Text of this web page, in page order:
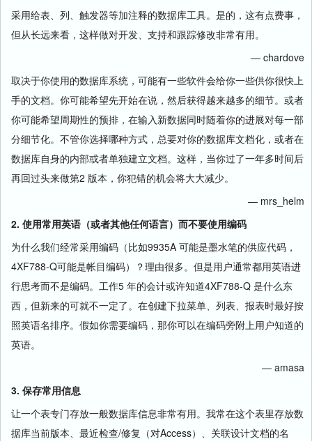
采用给表、列、触发器等加注释的数据库工具。是的，这有点费事，
但从长远来看，这样做对开发、支持和跟踪修改非常有用。
— chardove
取决于你使用的数据库系统，可能有一些软件会给你一些供你很快上
手的文档。你可能希望先开始在说，然后获得越来越多的细节。或者
你可能希望周期性的预排，在输入新数据同时随着你的进展对每一部
分细节化。不管你选择哪种方式，总要对你的数据库文档化，或者在
数据库自身的内部或者单独建立文档。这样，当你过了一年多时间后
再回过头来做第2 版本，你犯错的机会将大大减少。
— mrs_helm
2. 使用常用英语（或者其他任何语言）而不要使用编码
为什么我们经常采用编码（比如9935A 可能是墨水笔的供应代码，
4XF788-Q可能是帐目编码）？理由很多。但是用户通常都用英语进
行思考而不是编码。工作5 年的会计或许知道4XF788-Q 是什么东
西，但新来的可就不一定了。在创建下拉菜单、列表、报表时最好按
照英语名排序。假如你需要编码，那你可以在编码旁附上用户知道的
英语。
— amasa
3. 保存常用信息
让一个表专门存放一般数据库信息非常有用。我常在这个表里存放数
据库当前版本、最近检查/修复（对Access）、关联设计文档的名